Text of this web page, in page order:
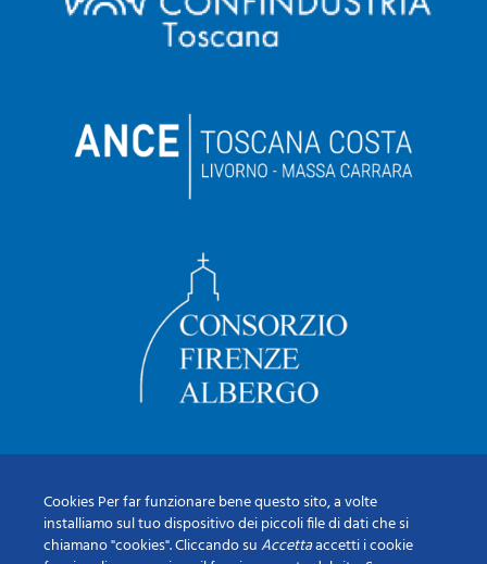
Cookies Per far funzionare bene questo sito, a volte
installiamo sul tuo dispositivo dei piccoli file di dati che si
chiamano "cookies". Cliccando suAccettaaccetti i cookie